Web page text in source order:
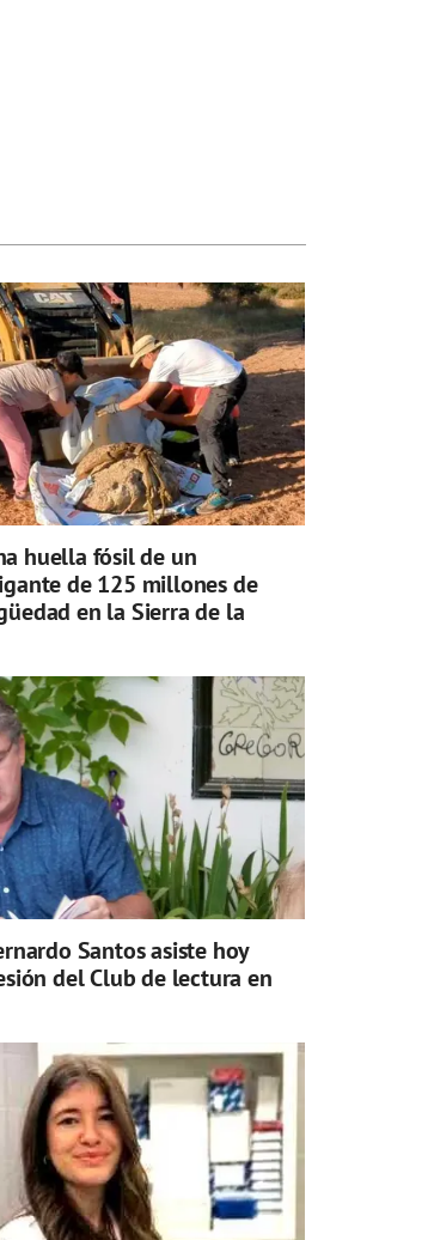
huella fósil de un
de 125 millones de
en la Sierra de la
Santos asiste hoy
del Club de lectura en